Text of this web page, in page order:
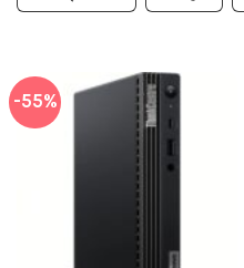
-55%